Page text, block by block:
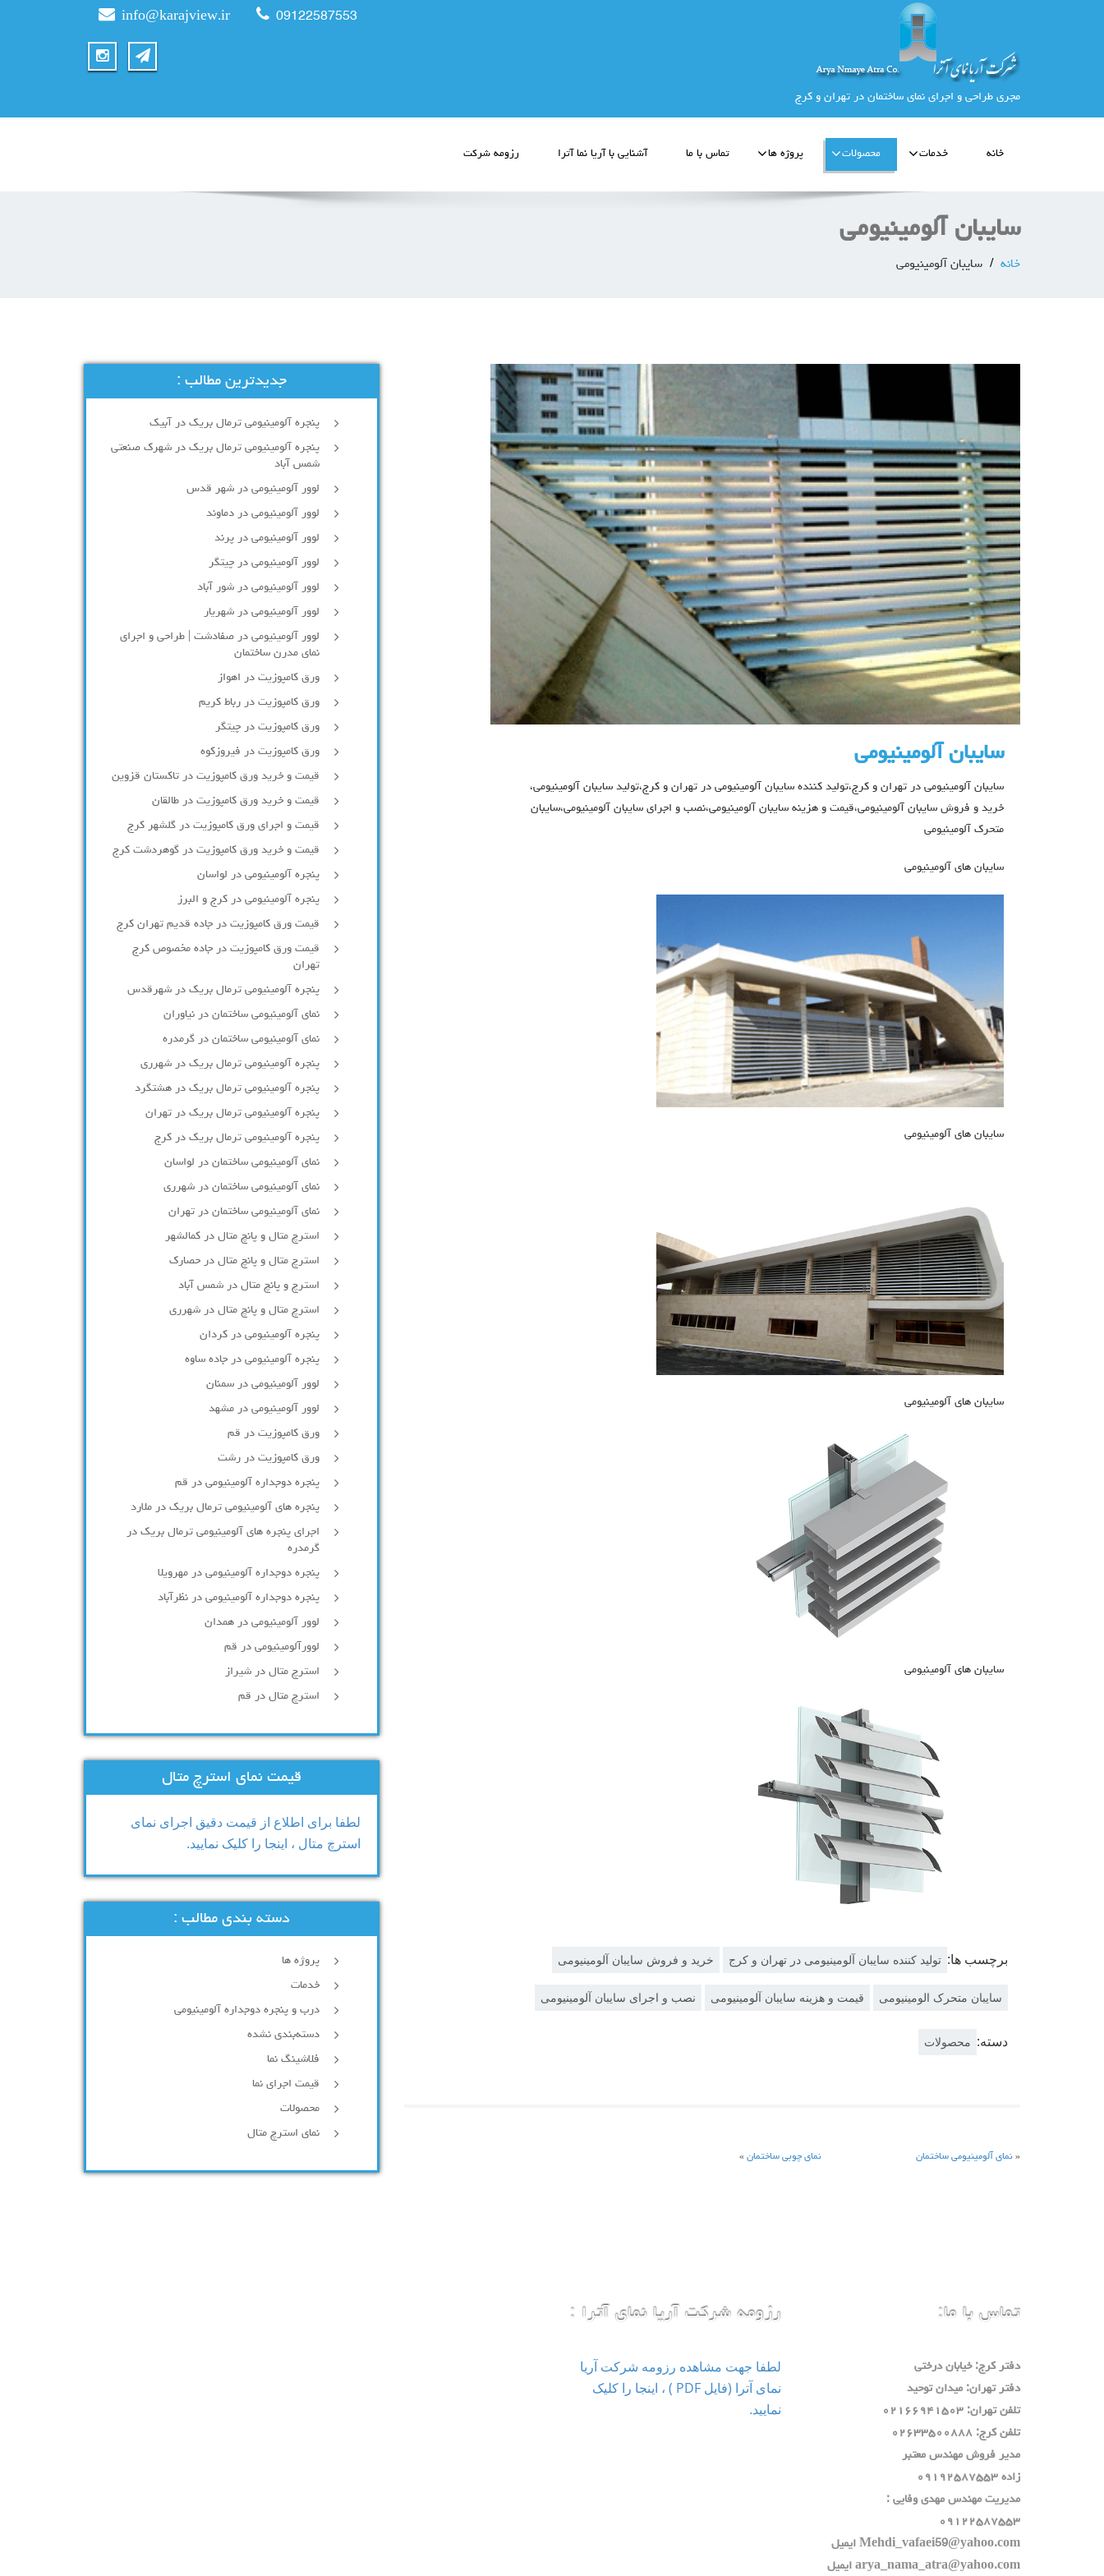
مجری طراحی و اجرای نمای ساختمان در تهران و کرج
info@karajview.ir 09122587553
خانه خدمات محصولات پروژه ها تماس با ما آشنایی با آریا نما آترا رزومه شرکت
سایبان آلومینیومی
خانه سایبان آلومینیومی
سایبان آلومینیومی
سایبان آلومینیومی در تهران و کرج،تولید کننده سایبان آلومینیومی در تهران و کرج،تولید سایبان آلومینیومی،
خرید و فروش سایبان آلومینیومی،قیمت و هزینه سایبان آلومینیومی،نصب و اجرای سایبان آلومینیومی،سایبان
متحرک آلومینیومی
سایبان های آلومینیومی
سایبان های آلومینیومی
سایبان های آلومینیومی
سایبان های آلومینیومی
برچسب ها: تولید کننده سایبان آلومینیومی در تهران و کرج خرید و فروش سایبان آلومینیومی
سایبان متحرک الومینیومی قیمت و هزینه سایبان آلومینیومی نصب و اجرای سایبان آلومینیومی
دسته: محصولات
« نمای آلومینیومی ساختمان نمای چوبی ساختمان »
جدیدترین مطالب :
پنجره آلومینیومی ترمال بریک در آبیک
پنجره آلومینیومی ترمال بریک در شهرک صنعتی
شمس آباد
لوور آلومینیومی در شهر قدس
لوور آلومینیومی در دماوند
لوور آلومینیومی در پرند
لوور آلومینیومی در چیتگر
لوور آلومینیومی در شور آباد
لوور آلومينيومي در شهريار
لوور آلومینیومی در صفادشت | طراحی و اجرای
نمای مدرن ساختمان
ورق کامپوزیت در اهواز
ورق کامپوزیت در رباط کریم
ورق کامپوزیت در چیتگر
ورق کامپوزیت در فیروزکوه
قیمت و خرید ورق کامپوزیت در تاکستان قزوین
قیمت و خرید ورق کامپوزیت در طالقان
قیمت و اجرای ورق کامپوزیت در گلشهر کرج
قیمت و خرید ورق کامپوزیت در گوهردشت کرج
پنجره آلومینیومی در لواسان
پنجره آلومینیومی در کرج و البرز
قیمت ورق کامپوزیت در جاده قدیم تهران کرج
قیمت ورق کامپوزیت در جاده مخصوص کرج
تهران
پنجره آلومینیومی ترمال بریک در شهرقدس
نمای آلومینیومی ساختمان در نیاوران
نمای آلومینیومی ساختمان در گرمدره
پنجره آلومینیومی ترمال بریک در شهرری
پنجره آلومینیومی ترمال بریک در هشتگرد
پنجره آلومینیومی ترمال بریک در تهران
پنجره آلومینیومی ترمال بریک در کرج
نمای آلومینیومی ساختمان در لواسان
نمای آلومینیومی ساختمان در شهرری
نمای آلومینیومی ساختمان در تهران
استرچ متال و پانچ متال در کمالشهر
استرچ متال و پانچ متال در حصارك
استرچ و پانچ متال در شمس آباد
استرچ متال و پانچ متال در شهرری
پنجره آلومینیومی در کردان
پنجره آلومینیومی در جاده ساوه
لوور آلومینیومی در سمنان
لوور آلومینیومی در مشهد
ورق کامپوزیت در قم
ورق کامپوزیت در رشت
پنجره دوجداره آلومينيومی در قم
پنجره های آلومینیومی ترمال بریک در ملارد
اجرای پنجره های آلومینیومی ترمال بریک در
گرمدره
پنجره دوجداره آلومینیومی در مهرویلا
پنجره دوجداره آلومینیومی در نظرآباد
لوور آلومینیومی در همدان
لوورآلومینیومی در قم
استرچ متال در شیراز
استرچ متال در قم
قیمت نمای استرچ متال
لطفا برای اطلاع از قیمت دقیق اجرای نمای
استرچ متال ، اینجا را کلیک نمایید.
دسته بندی مطالب :
پروژه ها
خدمات
درب و پنجره دوجداره آلومینیومی
دسته‌بندی نشده
فلاشینگ نما
قیمت اجرای نما
محصولات
نمای استرچ متال
تماس با ما:
دفتر كرج: خيابان درختي
دفتر تهران: ميدان توحيد
تلفن تهران: ٠٢١٦٦٩٤١٥٠٣
تلفن كرج: ٠٢٦٣٣٥٠٠٨٨٨
مدير فروش مهندس معتبر
زاده ٠٩١٩٢٥٨٧٥٥٣
مديريت مهندس مهدي وفايي :
٠٩١٢٢٥٨٧٥٥٣
Mehdi_vafaei59@yahoo.com ايميل
arya_nama_atra@yahoo.com ايميل
رزومه شرکت آریا نمای آترا :
لطفا جهت مشاهده رزومه شرکت آریا
نمای آترا (فایل PDF ) ، اینجا را کلیک
نمایید.